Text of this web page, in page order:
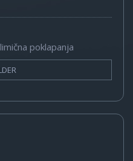
poklapanja